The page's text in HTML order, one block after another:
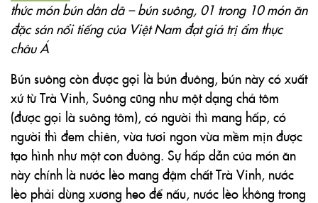
thức món bún dân dã – bún suông, 01 trong 10 món ăn
đặc sản nổi tiếng của Việt Nam đạt giá trị ẩm thực
châu Á
Bún suông còn được gọi là bún đuông, bún này có xuất
xứ từ Trà Vinh, Suông cũng như một dạng chả tôm
(được gọi là suông tôm), có người thì mang hấp, có
người thì đem chiên, vừa tươi ngon vừa mềm mịn được
tạo hình như một con đuông. Sự hấp dẫn của món ăn
này chính là nước lèo mang đậm chất Trà Vinh, nước
lèo phải dùng xương heo để nấu, nước lèo không trong